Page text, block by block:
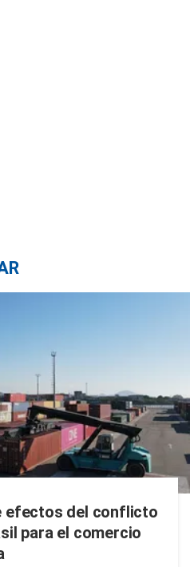
efectos del conflicto
para el comercio